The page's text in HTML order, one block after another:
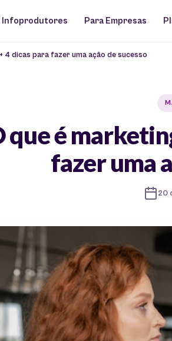
Infoprodutores Para Empresas
4 dicas para fazer uma ação de sucesso
que é
fazer uma
20